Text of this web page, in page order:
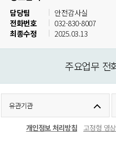
담당팀
안전감사실
전화번호
032-830-8007
최종수정
2025.03.13
주요업무 전
유관기관
개인정보 처리방침
고정형 영